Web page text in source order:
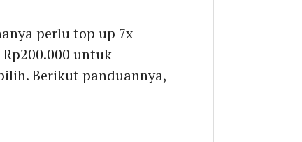
perlu top up 7x
untuk
Berikut panduannya,